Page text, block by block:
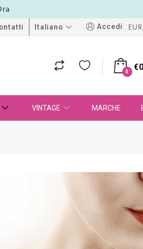
Italiano Accedi EUR
0 €
VINTAGE MARCHE